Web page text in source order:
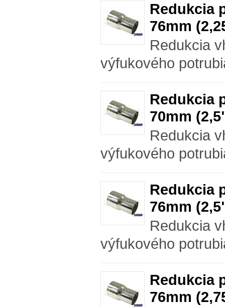
Redukcia
76mm
Redukcia
výfukového
Redukcia
70mm
Redukcia
výfukového
Redukcia
76mm
Redukcia
výfukového
Redukcia
76mm